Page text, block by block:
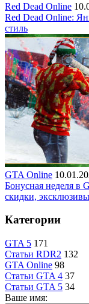
Red Dead Online
Red Dead Online:
стиль
GTA Online
Бонусная неделя в
скидки, эксклюзивы
Категории
GTA 5 171
Статьи RDR2 132
GTA Online 98
Статьи GTA 4 37
Статьи GTA 5 34
Ваше имя: